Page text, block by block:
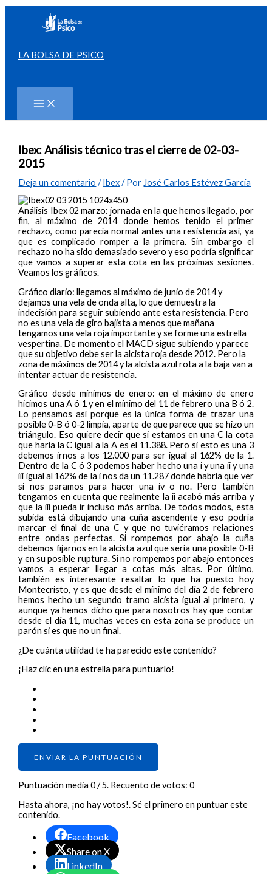
contenido
LA BOLSA DE PSICO
Ibex: Análisis técnico tras el cierre de 02-03-
2015
Deja un comentario /Ibex/ Por José Carlos Estévez García
Análisis Ibex 02 marzo: jornada en la que hemos llegado, por
fin, al máximo de 2014 donde hemos tenido el primer
rechazo, como parecía normal antes una resistencia así, ya
que es complicado romper a la primera. Sin embargo el
rechazo no ha sido demasiado severo y eso podría significar
que vamos a superar esta cota en las próximas sesiones.
Veamos los gráficos.
Gráfico diario: llegamos al máximo de junio de 2014 y
dejamos una vela de onda alta, lo que demuestra la
indecisión para seguir subiendo ante esta resistencia. Pero
no es una vela de giro bajista a menos que mañana
tengamos una vela roja importante y se forme una estrella
vespertina. De momento el MACD sigue subiendo y parece
que su objetivo debe ser la alcista roja desde 2012. Pero la
zona de máximos de 2014 y la alcista azul rota a la baja van a
intentar actuar de resistencia.
Gráfico desde mínimos de enero: en el máximo de enero
hicimos una A ó 1 y en el mínimo del 11 de febrero una B ó 2.
Lo pensamos así porque es la única forma de trazar una
posible 0-B ó 0-2 limpia, aparte de que parece que se hizo un
triángulo. Eso quiere decir que si estamos en una C la cota
que haría la C igual a la A es el 11.388. Pero si esto es una 3
debemos irnos a los 12.000 para ser igual al 162% de la 1.
Dentro de la C ó 3 podemos haber hecho una i y una ii y una
iii igual al 162% de la i nos da un 11.287 donde habría que ver
si nos paramos para hacer una iv o no. Pero también
tengamos en cuenta que realmente la ii acabó más arriba y
que la iii pueda ir incluso más arriba. De todos modos, esta
subida está dibujando una cuña ascendente y eso podría
marcar el final de una C y que no tuviéramos relaciones
entre ondas perfectas. Si rompemos por abajo la cuña
debemos fijarnos en la alcista azul que sería una posible 0-B
y en su posible ruptura. Si no rompemos por abajo entonces
vamos a esperar llegar a cotas más altas. Por último,
también es interesante resaltar lo que ha puesto hoy
Montecristo, y es que desde el mínimo del día 2 de febrero
hemos hecho un segundo tramo alcista igual al primero, y
aunque ya hemos dicho que para nosotros hay que contar
desde el día 11, muchas veces en esta zona se produce un
parón si es que no un final.
¿De cuánta utilidad te ha parecido este contenido?
¡Haz clic en una estrella para puntuarlo!
ENVIAR LA PUNTUACIÓN
Puntuación media0/ 5. Recuento de votos:0
Hasta ahora, ¡no hay votos!. Sé el primero en puntuar este
contenido.
Facebook
Share on X
LinkedIn